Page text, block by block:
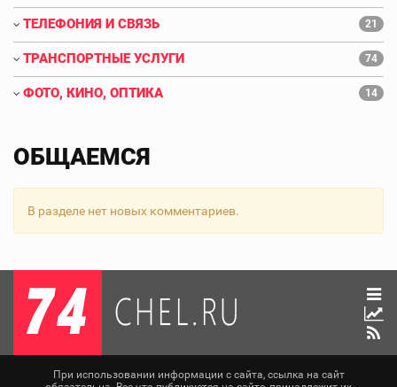
ТЕЛЕФОНИЯ И СВЯЗЬ 21
ТРАНСПОРТНЫЕ УСЛУГИ 74
ФОТО, КИНО, ОПТИКА 14
ОБЩАЕМСЯ
В разделе нет новых комментариев.
При использовании информации с сайта, ссылка на сайт